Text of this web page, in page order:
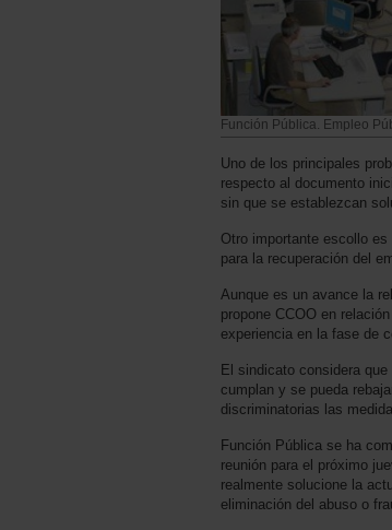
Función Pública. Empleo
Uno de los principales
respecto al documento
sin que se establezcan
Otro importante escollo
para la recuperación del
Aunque es un avance la
propone CCOO en
experiencia en la fase de
El sindicato considera
cumplan y se pueda
discriminatorias las
Función Pública se ha
reunión para el próximo
realmente solucione la
eliminación del abuso o